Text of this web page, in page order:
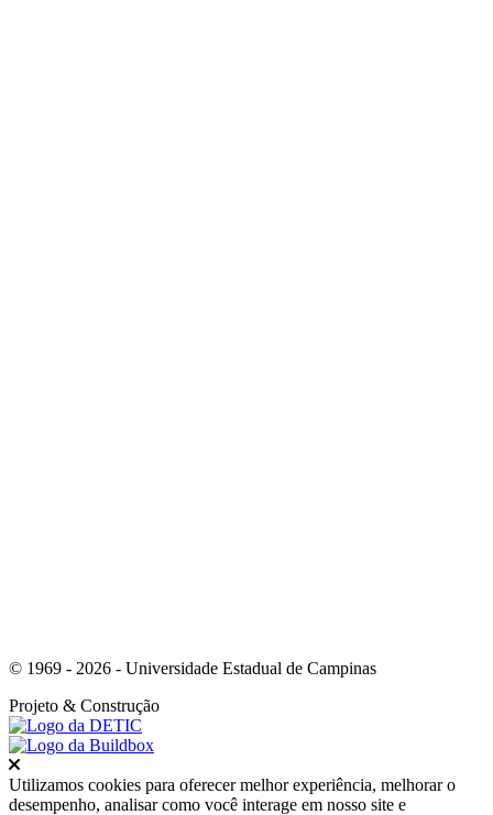
© 1969 - 2026 - Universidade Estadual de Campinas
Projeto & Construção
Fechar
Utilizamos cookies para oferecer melhor experiência, melhorar o
desempenho, analisar como você interage em nosso site e